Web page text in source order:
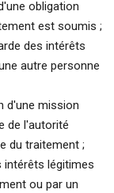
obligation
est soumis ;
des intérêts
autre personne
d'une mission
de l'autorité
du traitement ;
intérêts légitimes
ou par un